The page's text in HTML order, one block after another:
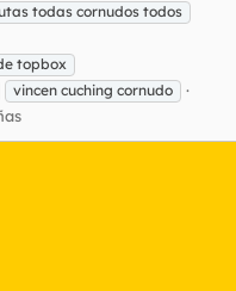
todas cornudos todos
topbox
vincen cuching cornudo